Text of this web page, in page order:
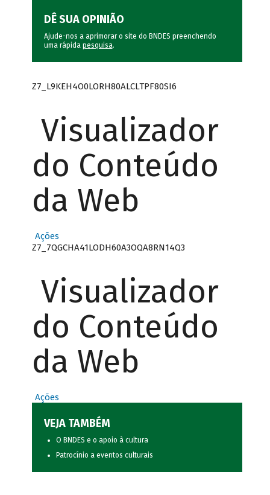
DÊ SUA OPINIÃO
Ajude-nos a aprimorar o site do BNDES preenchendo
uma rápida pesquisa.
Z7_L9KEH4O0LORH80ALCLTPF80SI6
Visualizador
do Conteúdo
da Web
Ações
Z7_7QGCHA41LODH60A3OQA8RN14Q3
Visualizador
do Conteúdo
da Web
Ações
VEJA TAMBÉM
O BNDES e o apoio à cultura
Patrocínio a eventos culturais